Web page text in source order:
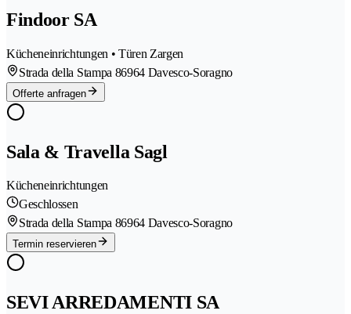
Findoor SA
Kücheneinrichtungen • Türen Zargen
Strada della Stampa 86964 Davesco-Soragno
Offerte anfragen
Sala & Travella Sagl
Kücheneinrichtungen
Geschlossen
Strada della Stampa 86964 Davesco-Soragno
Termin reservieren
SEVI ARREDAMENTI SA